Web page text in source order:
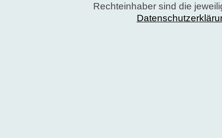
Rechteinhaber sind die